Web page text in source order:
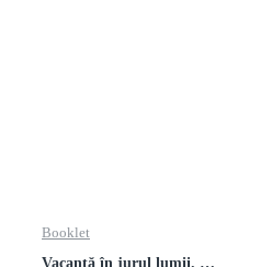
Booklet
Vacanță în jurul lumii. Matematică clasa a VII-a – EDIȚIA 2026